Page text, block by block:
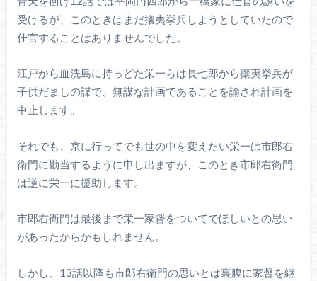
受けるが、このときはまだ攘夷挙兵しようとしていたので
仕官することはありませんでした。
江戸から血洗島に持っどた栄一らは長七郎から攘夷挙兵が
子供だましの謀で、無謀な計画であることを諭され計画を
中止します。
それでも、京に行ってでも世の中を変えたい栄一は市郎右
衛門に勘当するように申し出ますが、このとき市郎右衛門
は逆に栄一に援助します。
市郎右衛門は最後まで栄一家督をついてでほしいとの思い
があったからかもしれません。
しかし、13話以降も市郎右衛門の思いとは裏腹に家督を継